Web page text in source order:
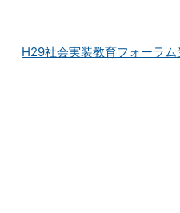
H29社会実装教育フォーラ